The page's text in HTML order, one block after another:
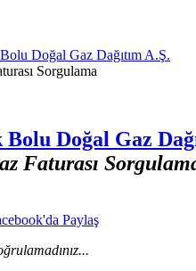
Doğal Gaz Dağıtım A.Ş.
Sorgulama
Doğal Gaz
Faturası
Paylaş